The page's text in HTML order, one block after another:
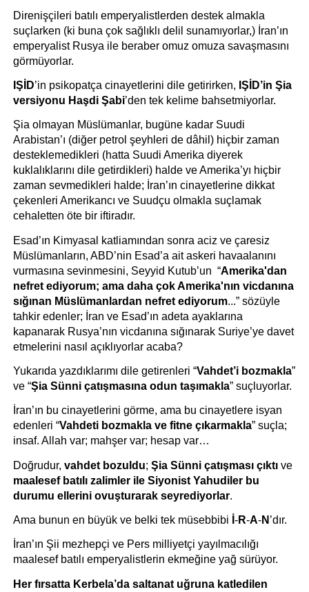
Direnişçileri batılı emperyalistlerden destek almakla
suçlarken (ki buna çok sağlıklı delil sunamıyorlar,) İran’ın
emperyalist Rusya ile beraber omuz omuza savaşmasını
görmüyorlar.
IŞİD’in psikopatça cinayetlerini dile getirirken, IŞİD’in Şia
versiyonu Haşdi Şabi’den tek kelime bahsetmiyorlar.
Şia olmayan Müslümanlar, bugüne kadar Suudi
Arabistan’ı (diğer petrol şeyhleri de dâhil) hiçbir zaman
desteklemedikleri (hatta Suudi Amerika diyerek
kuklalıklarını dile getirdikleri) halde ve Amerika’yı hiçbir
zaman sevmedikleri halde; İran’ın cinayetlerine dikkat
çekenleri Amerikancı ve Suudçu olmakla suçlamak
cehaletten öte bir iftiradır.
Esad’ın Kimyasal katliamından sonra aciz ve çaresiz
Müslümanların, ABD’nin Esad’a ait askeri havaalanını
vurmasına sevinmesini, Seyyid Kutub’un  “Amerika'dan
nefret ediyorum; ama daha çok Amerika'nın vicdanına
sığınan Müslümanlardan nefret ediyorum...” sözüyle
tahkir edenler; İran ve Esad’ın adeta ayaklarına
kapanarak Rusya’nın vicdanına sığınarak Suriye’ye davet
etmelerini nasıl açıklıyorlar acaba?
Yukarıda yazdıklarımı dile getirenleri “Vahdet’i bozmakla”
ve “Şia Sünni çatışmasına odun taşımakla” suçluyorlar.
İran’ın bu cinayetlerini görme, ama bu cinayetlere isyan
edenleri “Vahdeti bozmakla ve fitne çıkarmakla” suçla;
insaf. Allah var; mahşer var; hesap var…
Doğrudur, vahdet bozuldu; Şia Sünni çatışması çıktı
ve
maalesef batılı zalimler ile Siyonist Yahudiler bu
durumu ellerini ovuşturarak seyrediyorlar.
Ama bunun en büyük ve belki tek müsebbibi -R-A-N ’dır.
İran’ın Şii mezhepçi ve Pers milliyetçi yayılmacılığı
maalesef batılı emperyalistlerin ekmeğine yağ sürüyor.
Her fırsatta Kerbela’da saltanat uğruna katledilen